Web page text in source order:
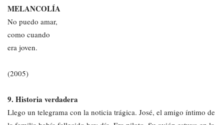
MELANCOLÍA
No puedo amar,
como cuando
era joven.
(2005)
9. Historia verdadera
Llego un telegrama con la noticia trágica. José, el amigo íntimo de